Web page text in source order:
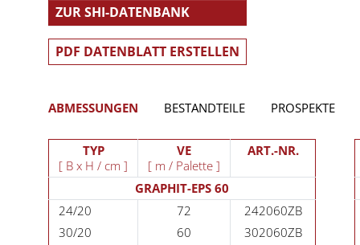
ZUR SHI-DATENBANK
PDF DATENBLATT ERSTELLEN
ABMESSUNGEN BESTANDTEILE PROSPEKTE
TYP VE
ART.-NR.
[ B x H / cm ]
[ m / Palette ]
GRAPHIT-EPS 60
24/20
72
242060ZB
30/20
60
302060ZB